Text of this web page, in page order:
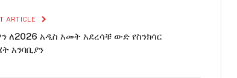
ARTICLE
ለ2026 አዲስ አመት አደረሳቹ ውድ የስንክሳር
አንባቢያን